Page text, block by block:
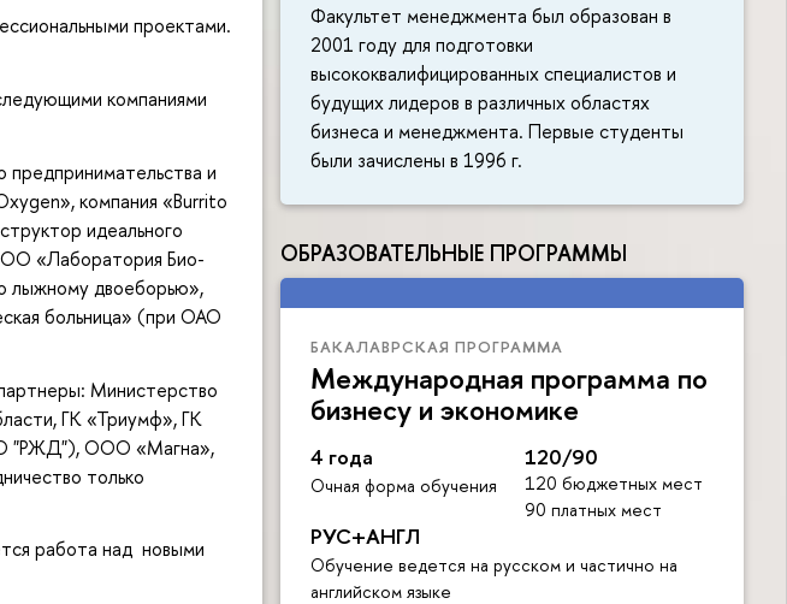
Факультет менеджмента был образован в
2001 году для подготовки
высококвалифицированных специалистов и
будущих лидеров в различных областях
бизнеса и менеджмента. Первые студенты
были зачислены в 1996 г.
ОБРАЗОВАТЕЛЬНЫЕ ПРОГРАММЫ
БАКАЛАВРСКАЯ ПРОГРАММА
Международная программа по
бизнесу и экономике
4 года
Очная форма обучения
120/90
120 бюджетных мест
90 платных мест
РУС+АНГЛ
Обучение ведется на русском и частично на
английском языке
проектами.
компаниями
и
компания «Burrito
идеального
«Лаборатория Био-
лыжному двоеборью»,
больница» (при ОАО
Министерство
ГК «Триумф», ГК
"РЖД"), ООО «Магна»,
только
работа над новыми